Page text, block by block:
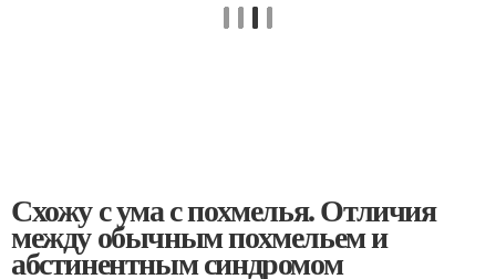
Схожу с ума с похмелья. Отличия
между обычным похмельем и
абстинентным синдромом